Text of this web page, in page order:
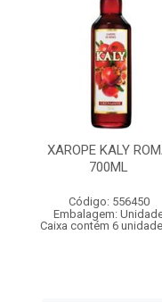
XAROPE KALY
700ML
Código: 556450
Embalagem:
Caixa contém 6